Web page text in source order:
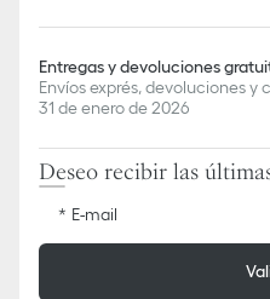
Entregas y devoluciones
Envíos exprés, devoluciones y
31 de enero de 2026
Deseo recibir las
E-mail